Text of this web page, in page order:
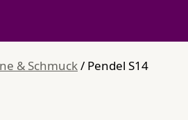
& Schmuck/ Pendel S14